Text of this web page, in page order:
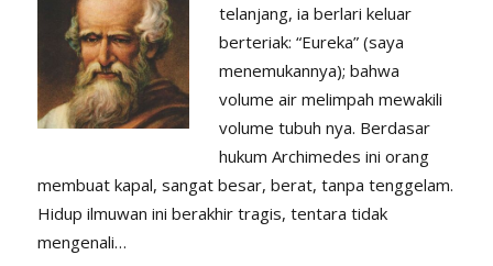
telanjang, ia berlari keluar
berteriak: “Eureka” (saya
menemukannya); bahwa
volume air melimpah mewakili
volume tubuh nya. Berdasar
hukum Archimedes ini orang
membuat kapal, sangat besar, berat, tanpa tenggelam.
Hidup ilmuwan ini berakhir tragis, tentara tidak
mengenali…